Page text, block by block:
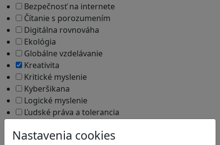
Nastavenia cookies
Bezpečnosť na internete
Čítanie s porozumením
Digitálna rovnováha
Ekológia
Globálne vzdelávanie
Kreativita
Kritické myslenie
Kyberšikana
Logické myslenie
Ľudské práva a tolerancia
Programovanie/Technika